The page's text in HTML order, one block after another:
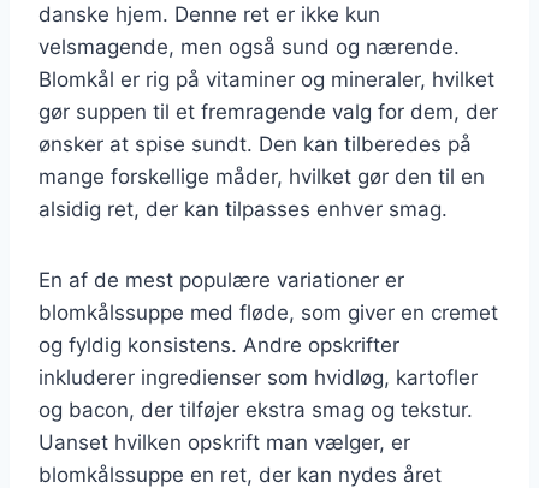
danske hjem. Denne ret er ikke kun
velsmagende, men også sund og nærende.
Blomkål er rig på vitaminer og mineraler, hvilket
gør suppen til et fremragende valg for dem, der
ønsker at spise sundt. Den kan tilberedes på
mange forskellige måder, hvilket gør den til en
alsidig ret, der kan tilpasses enhver smag.
En af de mest populære variationer er
blomkålssuppe med fløde, som giver en cremet
og fyldig konsistens. Andre opskrifter
inkluderer ingredienser som hvidløg, kartofler
og bacon, der tilføjer ekstra smag og tekstur.
Uanset hvilken opskrift man vælger, er
blomkålssuppe en ret, der kan nydes året